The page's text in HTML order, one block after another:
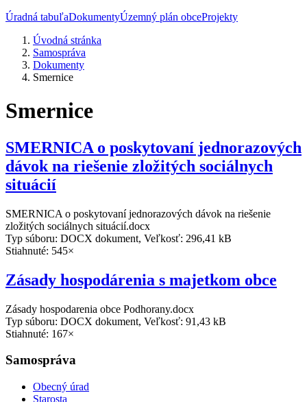
Úradná tabuľaDokumentyÚzemný plán obceProjekty
Úvodná stránka
Samospráva
Dokumenty
Smernice
Smernice
SMERNICA o poskytovaní jednorazových
dávok na riešenie zložitých sociálnych
situácií
SMERNICA o poskytovaní jednorazových dávok na riešenie
zložitých sociálnych situácií.docx
Typ súboru: DOCX dokument, Veľkosť: 296,41 kB
Stiahnuté: 545×
Zásady hospodárenia s majetkom obce
Zásady hospodarenia obce Podhorany.docx
Typ súboru: DOCX dokument, Veľkosť: 91,43 kB
Stiahnuté: 167×
Samospráva
Obecný úrad
Starosta